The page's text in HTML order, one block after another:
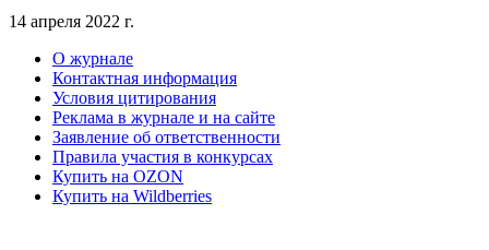
14 апреля 2022 г.
О журнале
Контактная информация
Условия цитирования
Реклама в журнале и на сайте
Заявление об ответственности
Правила участия в конкурсах
Купить на OZON
Купить на Wildberries